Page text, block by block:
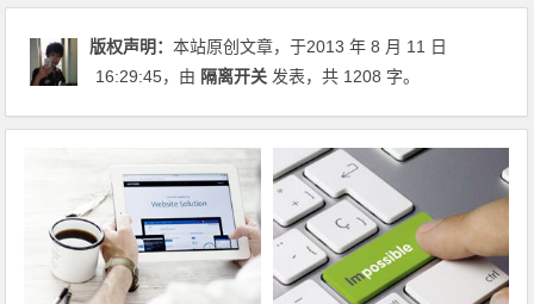
版权声明：本站原创文章，于2013 年 8 月 11 日
16:29:45，由 隔离开关 发表，共 1208 字。